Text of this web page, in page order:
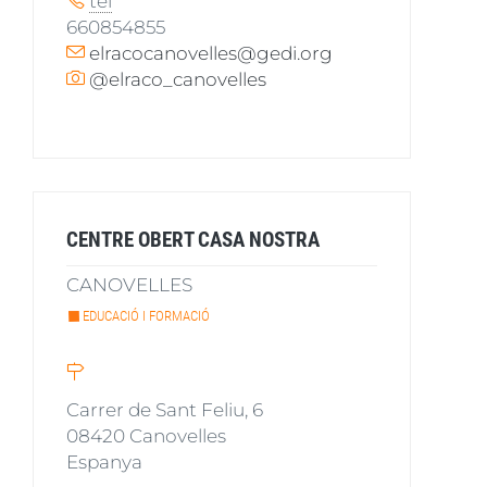
660854855
elracocanovelles@gedi.org
@elraco_canovelles
CENTRE OBERT CASA NOSTRA
CANOVELLES
EDUCACIÓ I FORMACIÓ
Carrer de Sant Feliu, 6
08420 Canovelles
Espanya